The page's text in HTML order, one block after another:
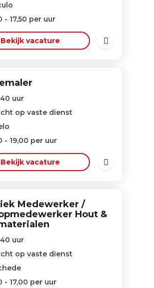
- 17,50 per uur
Bekijk vacature
uur
op vaste dienst
- 19,00 per uur
Bekijk vacature
Medewerker /
Hout &
uur
op vaste dienst
- 17,00 per uur